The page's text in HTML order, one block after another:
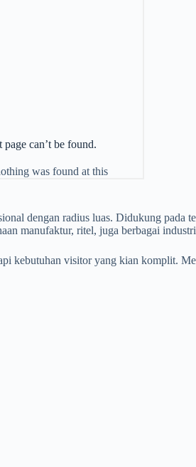
dengan radius luas. Didukung pada
manufaktur, ritel, juga berbagai
kebutuhan visitor yang kian komplit.